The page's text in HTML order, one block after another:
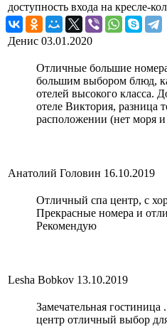
доступность входа на кресле-
Денис 03.01.2020
Отличные большие
большим выбором блюд,
отелей высокого класса.
отеле Виктория, разница
расположении (нет моря
Анатолий Головин 16.10.2019
Отличный спа центр, с
Прекрасные номера и
Рекомендую
Lesha Bobkov 13.10.2019
Замечательная гостиница
центр отличный выбор